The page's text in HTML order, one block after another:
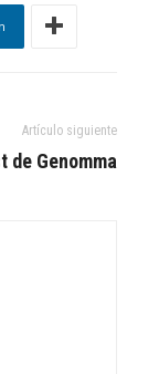
Artículo siguiente
de Genomma